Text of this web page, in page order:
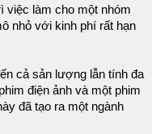
việc làm cho một nhóm
nhỏ với kinh phí rất hạn
cả sản lượng lẫn tính đa
điện ảnh và một phim
đã tạo ra một ngành